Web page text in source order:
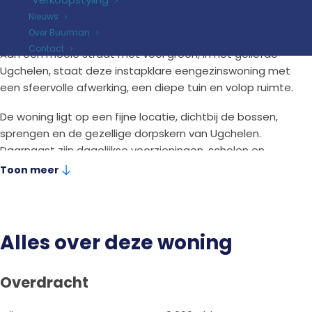
Nieuws
Over Buurman
Contact
180 m2perceel
Aan een mooie straat met veel groen, in het geliefde
Ugchelen, staat deze instapklare eengezinswoning met
een sfeervolle afwerking, een diepe tuin en volop ruimte.
De woning ligt op een fijne locatie, dichtbij de bossen,
sprengen en de gezellige dorpskern van Ugchelen.
Daarnaast zijn dagelijkse voorzieningen, scholen en
uitvalswegen goed bereikbaar.
waardoor je hier direct kunt genieten van comfortabel
aan verduurzaming is gedacht, zo is het energielabel B.
Enkele pluspunten:
Toon meer
Alles over deze woning
Overdracht